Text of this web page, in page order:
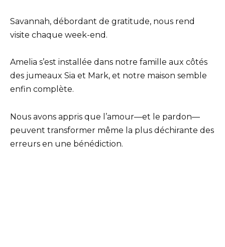
Savannah, débordant de gratitude, nous rend
visite chaque week-end.
Amelia s’est installée dans notre famille aux côtés
des jumeaux Sia et Mark, et notre maison semble
enfin complète.
Nous avons appris que l’amour—et le pardon—
peuvent transformer même la plus déchirante des
erreurs en une bénédiction.